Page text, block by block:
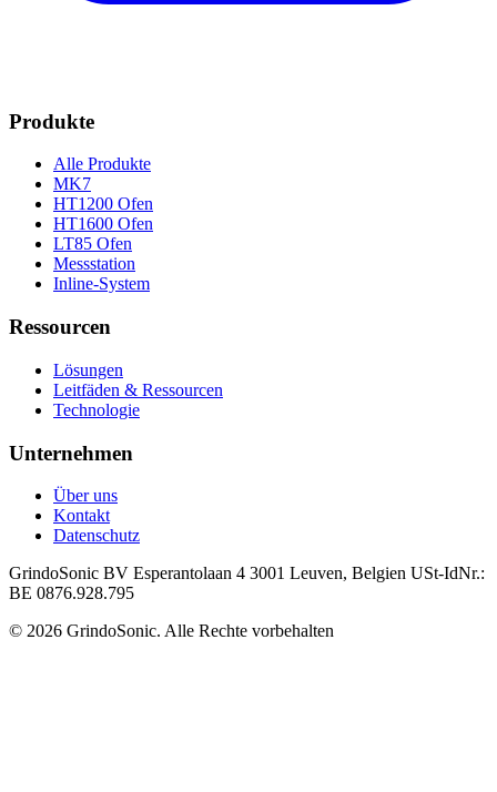
Produkte
Alle Produkte
MK7
HT1200 Ofen
HT1600 Ofen
LT85 Ofen
Messstation
Inline-System
Ressourcen
Lösungen
Leitfäden & Ressourcen
Technologie
Unternehmen
Über uns
Kontakt
Datenschutz
GrindoSonic BV Esperantolaan 4 3001 Leuven, Belgien USt-IdNr.:
BE 0876.928.795
© 2026 GrindoSonic. Alle Rechte vorbehalten